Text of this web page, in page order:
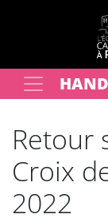
Votre recherche
Retour
Croix
2022
Panneau de